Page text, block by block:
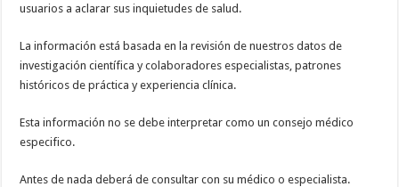
usuarios a aclarar sus inquietudes de salud.
La información está basada en la revisión de nuestros datos de
investigación científica y colaboradores especialistas, patrones
históricos de práctica y experiencia clínica.
Esta información no se debe interpretar como un consejo médico
especifico.
Antes de nada deberá de consultar con su médico o especialista.